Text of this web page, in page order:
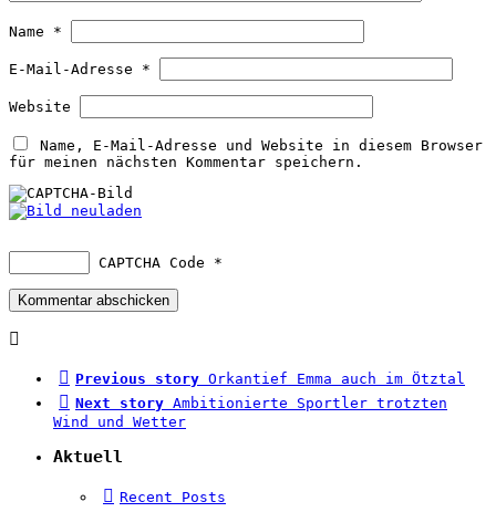
Name *
E-Mail-Adresse *
Website
Name, E-Mail-Adresse und Website in diesem Browser
für meinen nächsten Kommentar speichern.
CAPTCHA Code *
Previous story Orkantief Emma auch im Ötztal
Next story Ambitionierte Sportler trotzten
Wind und Wetter
Aktuell
Recent Posts